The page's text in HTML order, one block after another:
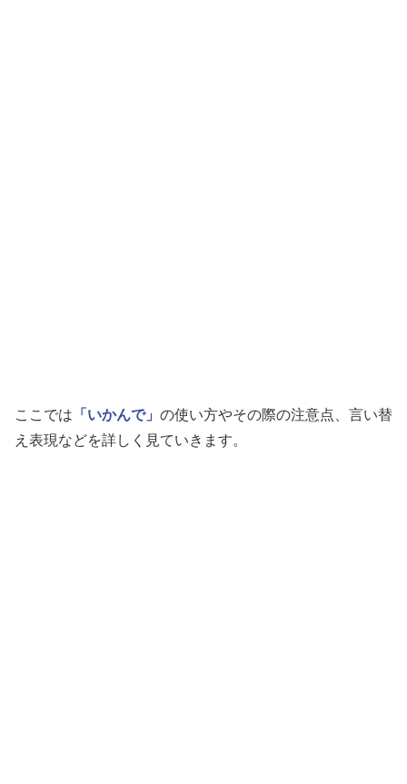
ここでは 「いかんで」 の使い方やその際の注意点、言い替
え表現などを詳しく見ていきます。